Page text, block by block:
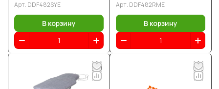
Арт. DDF482SYE
В корзину
Арт. DDF482RME
В корзину